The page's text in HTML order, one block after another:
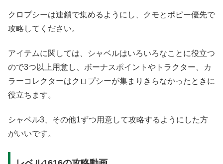
クロプシーは連鎖で集めるようにし、クモとポピー優先で
攻略してください。
アイテムに関しては、シャベルはいろいろなことに役立つ
ので3つ以上用意し、ボーナスポイントやトラクター、カ
ラーコレクターはクロプシーが集まりきらなかったときに
役立ちます。
シャベル3、その他1ずつ用意して攻略するようにした方
がいいです。